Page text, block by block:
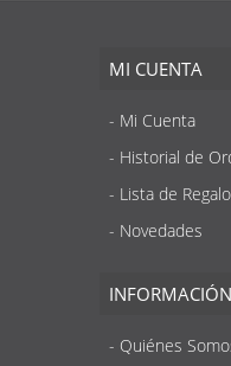
MI CUENTA
Mi Cuenta
Historial de
Lista de
Novedades
INFORMACIÓN
Quiénes